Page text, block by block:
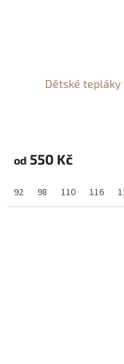
Dětské tepláky
od 550 Kč
92 98 110 116